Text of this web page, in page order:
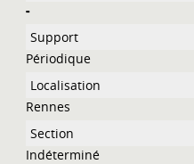
-
Périodique
Rennes
Indéterminé